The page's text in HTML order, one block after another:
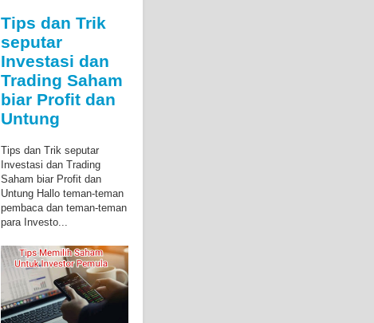
Tips dan Trik
seputar
Investasi dan
Trading Saham
biar Profit dan
Untung
Tips dan Trik seputar
Investasi dan Trading
Saham biar Profit dan
Untung Hallo teman-teman
pembaca dan teman-teman
para Investo...